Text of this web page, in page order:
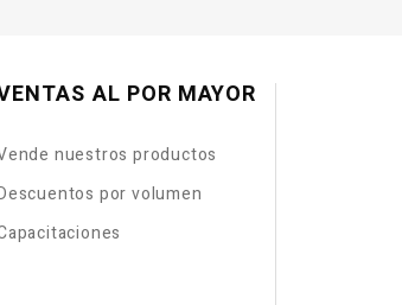
AL POR MAYOR
nuestros productos
por volumen